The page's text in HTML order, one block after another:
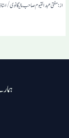
از:مفتی عبدالقیوم صاحب مالیگانوی/